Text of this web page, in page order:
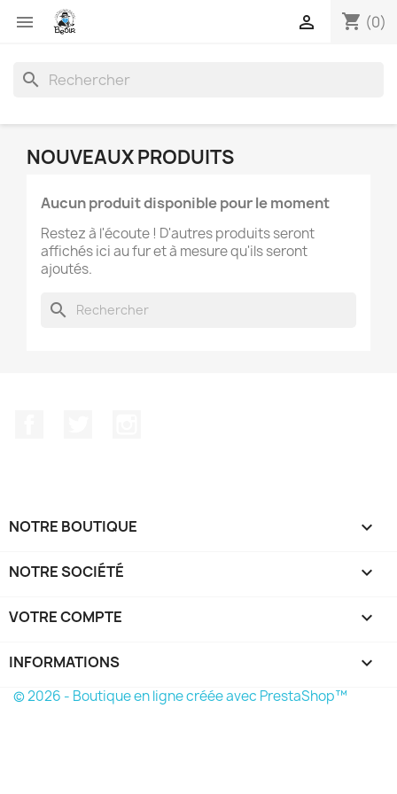
 shopping_cart (0)

search
NOUVEAUX PRODUITS
Aucun produit disponible pour le moment
Restez à l'écoute ! D'autres produits seront
affichés ici au fur et à mesure qu'ils seront
ajoutés.
search
NOTRE BOUTIQUE 
NOTRE SOCIÉTÉ 
VOTRE COMPTE 
INFORMATIONS keyboard_arrow_down
© 2026 - Boutique en ligne créée avec PrestaShop™